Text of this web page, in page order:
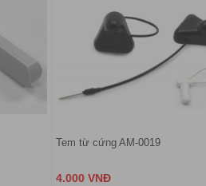
Tem từ cứng AM-0019
4.000 VNĐ